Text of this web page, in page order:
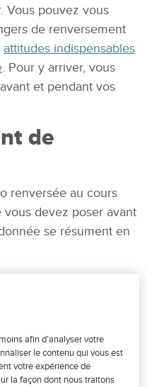
Vous pouvez vous
de renversement
attitudes indispensables
. Pour y arriver, vous
et pendant vos
de
renversée au cours
vous devez poser avant
se résument en
magazines
ou des applications
telle planification.
afin d’analyser votre
le contenu qui vous est
votre expérience de
la façon dont nous traitons